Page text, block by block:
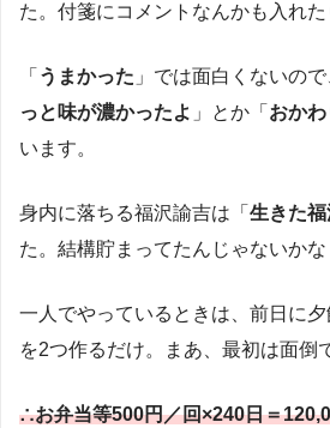
た。付箋にコメントなんかも入れた
「 うまかった 」では面白くないので
っと味が濃かったよ 」とか「 おかわ
います。
身内に落ちる福沢諭吉は「 生きた
た。結構貯まってたんじゃないかな
一人でやっているときは、前日に
を2つ作るだけ。まあ、最初は面倒
∴お弁当等500円／回×240日＝